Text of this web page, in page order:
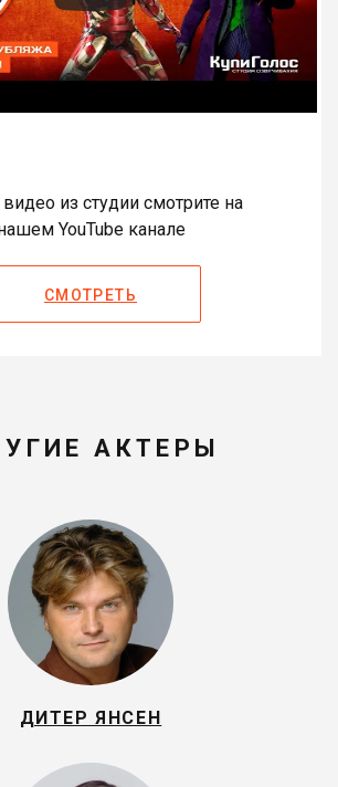
из студии смотрите на
YouTube канале
СМОТРЕТЬ
АКТЕРЫ
ДИТЕР ЯНСЕН